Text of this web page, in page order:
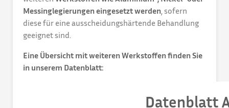
Messinglegierungen eingesetzt werden, sofern
diese für eine ausscheidungshärtende Behandlung
geeignet sind.
Eine Übersicht mit weiteren Werkstoffen finden Sie
in unserem Datenblatt: